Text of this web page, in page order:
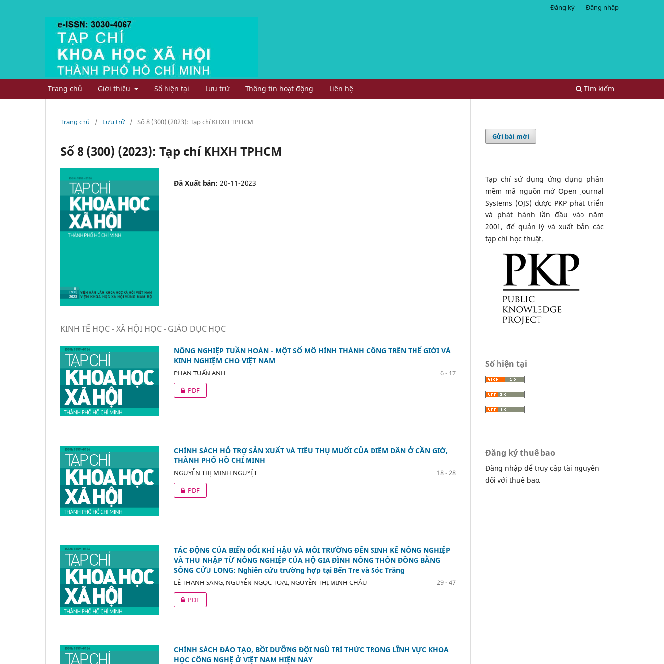
Trang chủ Giới thiệu Số hiện tại Lưu trữ Thông tin hoạt động Liên hệ Tìm kiếm
Đăng ký Đăng nhập
Trang chủ / Lưu trữ / Số 8 (300) (2023): Tạp chí KHXH TPHCM
Số 8 (300) (2023): Tạp chí KHXH TPHCM
Đã Xuất bản: 20-11-2023
KINH TẾ HỌC - XÃ HỘI HỌC - GIÁO DỤC HỌC
NÔNG NGHIỆP TUẦN HOÀN - MỘT SỐ MÔ HÌNH THÀNH CÔNG TRÊN THẾ GIỚI VÀ
KINH NGHIỆM CHO VIỆT NAM
PHAN TUẤN ANH
6 - 17
PDF
CHÍNH SÁCH HỖ TRỢ SẢN XUẤT VÀ TIÊU THỤ MUỐI CỦA DIÊM DÂN Ở CẦN GIỜ,
THÀNH PHỐ HỒ CHÍ MINH
NGUYỄN THỊ MINH NGUYỆT
18 - 28
PDF
TÁC ĐỘNG CỦA BIẾN ĐỔI KHÍ HẬU VÀ MÔI TRƯỜNG ĐẾN SINH KẾ NÔNG NGHIỆP
VÀ THU NHẬP TỪ NÔNG NGHIỆP CỦA HỘ GIA ĐÌNH NÔNG THÔN ĐỒNG BẰNG
SÔNG CỬU LONG: Nghiên cứu trường hợp tại Bến Tre và Sóc Trăng
LÊ THANH SANG, NGUYỄN NGỌC TOẠI, NGUYỄN THỊ MINH CHÂU
29 - 47
PDF
CHÍNH SÁCH ĐÀO TẠO, BỒI DƯỠNG ĐỘI NGŨ TRÍ THỨC TRONG LĨNH VỰC KHOA
HỌC CÔNG NGHỆ Ở VIỆT NAM HIỆN NAY
Gửi bài mới
Tạp chí sử dụng ứng dụng phần
mềm mã nguồn mở Open Journal
Systems (OJS) được PKP phát triển
và phát hành lần đầu vào năm
2001, để quản lý và xuất bản các
tạp chí học thuật.
Số hiện tại
Đăng ký thuê bao
Đăng nhập để truy cập tài nguyên
đối với thuê bao.